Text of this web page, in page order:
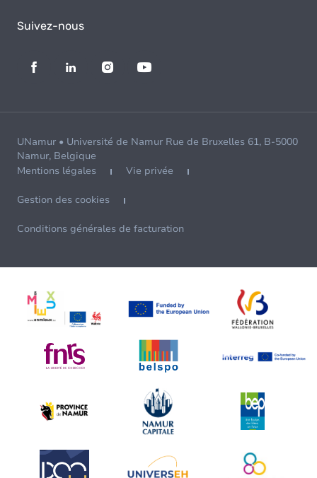
Suivez-nous
UNamur • Université de Namur Rue de Bruxelles 61, B-5000
Namur, Belgique
Mentions légales
Vie privée
Gestion des cookies
Conditions générales de facturation